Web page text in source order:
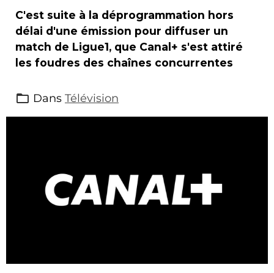
C'est suite à la déprogrammation hors
délai d'une émission pour diffuser un
match de Ligue1, que Canal+ s'est attiré
les foudres des chaînes concurrentes
Dans Télévision